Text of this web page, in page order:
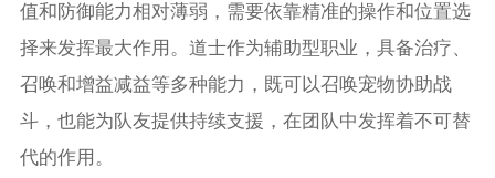
值和防御能力相对薄弱，需要依靠精准的操作和位置选
择来发挥最大作用。道士作为辅助型职业，具备治疗、
召唤和增益减益等多种能力，既可以召唤宠物协助战
斗，也能为队友提供持续支援，在团队中发挥着不可替
代的作用。